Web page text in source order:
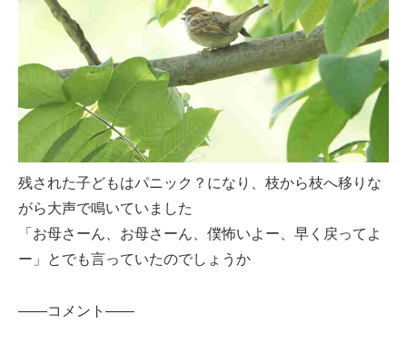
残された子どもはパニック？になり、枝から枝へ移りな
がら大声で鳴いていました
「お母さーん、お母さーん、僕怖いよー、早く戻ってよ
ー」とでも言っていたのでしょうか
——コメント——